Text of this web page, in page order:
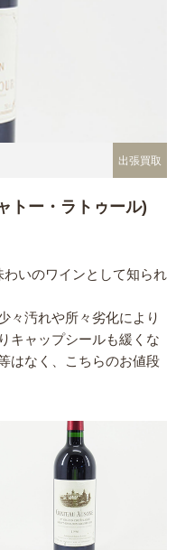
出張買取
トー・ラトゥール)
いのワインとして知られ
々汚れや所々劣化により
キャップシールも緩くな
はなく、こちらのお値段